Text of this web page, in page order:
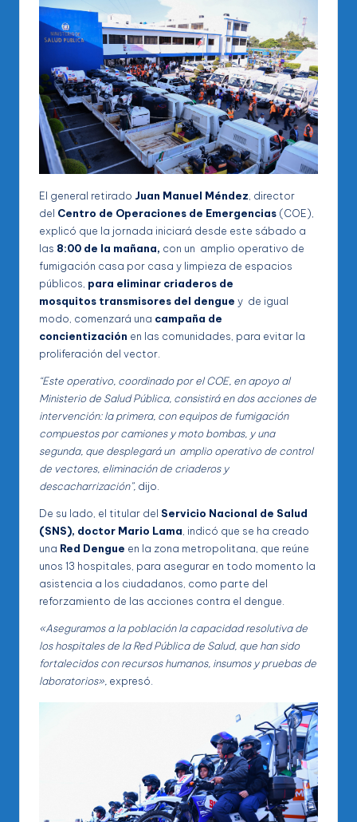
El general retirado Juan Manuel Méndez , director
del Centro de Operaciones de Emergencias (COE),
explicó que la jornada iniciará desde este sábado a
las 8:00 de la mañana, con un amplio operativo de
fumigación casa por casa y limpieza de espacios
públicos, para eliminar criaderos de
mosquitos transmisores del dengue y de igual
modo, comenzará una campaña de
concientización en las comunidades, para evitar la
proliferación del vector.
“Este operativo, coordinado por el COE, en apoyo al
Ministerio de Salud Pública, consistirá en dos acciones de
intervención: la primera, con equipos de fumigación
compuestos por camiones y moto bombas, y una
segunda, que desplegará un amplio operativo de control
de vectores, eliminación de criaderos y
descacharrización”, dijo.
De su lado, el titular del Servicio Nacional de Salud
(SNS), doctor Mario Lama , indicó que se ha creado
una Red Dengue en la zona metropolitana, que reúne
unos 13 hospitales, para asegurar en todo momento la
asistencia a los ciudadanos, como parte del
reforzamiento de las acciones contra el dengue.
«Aseguramos a la población la capacidad resolutiva de
los hospitales de la Red Pública de Salud, que han sido
fortalecidos con recursos humanos, insumos y pruebas de
laboratorios», expresó.